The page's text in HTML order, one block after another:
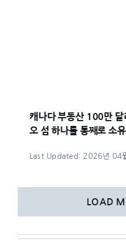
캐나다 부동산 100만 달
오 섬 하나를 통째로 소
Last Updated: 2026년 04
LOAD